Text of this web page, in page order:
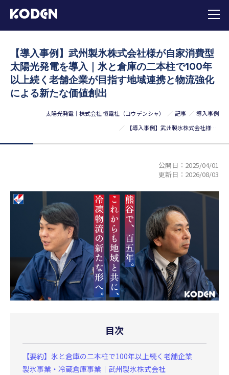
【導入事例】武州製氷株式会社様が自家消費型
太陽光発電を導入｜氷と倉庫の二本柱で100年
以上続く老舗企業が目指す地域連携と物流強化
による新たな価値創出
太陽光発電｜株式会社 恒電社（コウデンシャ） 記事
導入事例
【導入事例】武州製氷株式会社様が自家消費型太陽光発電を導入｜氷と倉庫の二本柱で100年以上続く老舗企業が目指す地域連携と物流強化による新たな価値創出
公開日： 2025/04/01
更新日： 2026/08/03
目次
【要約】氷と倉庫の二本柱で100年以上続く老舗企業
製氷事業・冷蔵倉庫事業｜武州製氷株式会社